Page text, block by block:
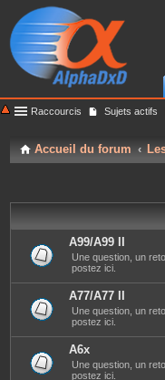
Raccourcis Sujets actifs
Accueil du forum
A99/A99 II
Une question, un
postez ici.
A77/A77 II
Une question, un
postez ici.
A6x
Une question, un
postez ici.